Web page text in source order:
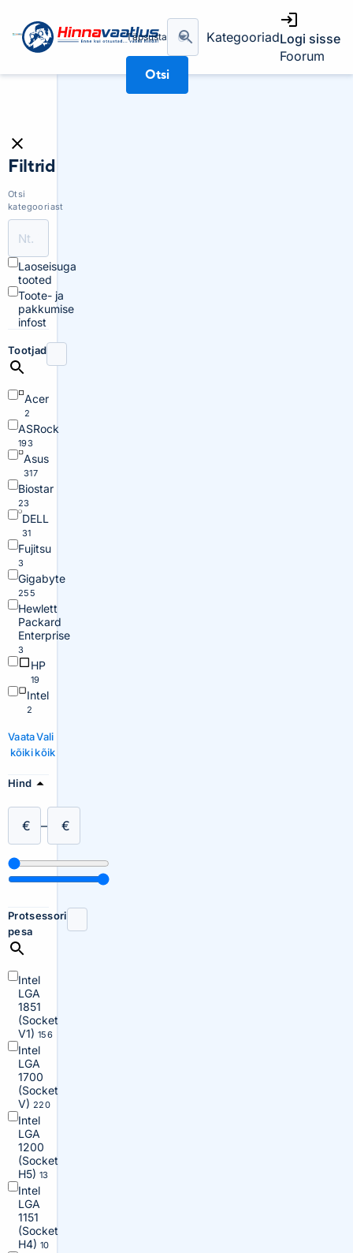
Täpsusta
Otsi
KategooriadLogi sisse
Foorum
Filtrid
Otsi
kategooriast
Laoseisuga
tooted
Toote- ja
pakkumise
infost
Tootjad
Acer
2
ASRock
193
Asus
317
Biostar
23
DELL
31
Fujitsu
3
Gigabyte
255
Hewlett
Packard
Enterprise
3
HP
19
Intel
2
Vaata
kõiki
Vali
kõik
Hind
€ – €
Protsessori
pesa
Intel
LGA
1851
(Socket
V1) 156
Intel
LGA
1700
(Socket
V) 220
Intel
LGA
1200
(Socket
H5) 13
Intel
LGA
1151
(Socket
H4) 10